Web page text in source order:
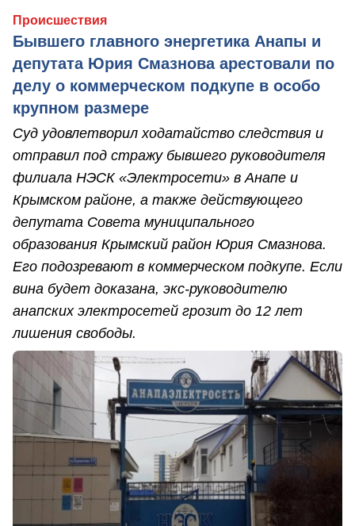
Происшествия
Бывшего главного энергетика Анапы и
депутата Юрия Смазнова арестовали по
делу о коммерческом подкупе в особо
крупном размере
Суд удовлетворил ходатайство следствия и
отправил под стражу бывшего руководителя
филиала НЭСК «Электросети» в Анапе и
Крымском районе, а также действующего
депутата Совета муниципального
образования Крымский район Юрия Смазнова.
Его подозревают в коммерческом подкупе. Если
вина будет доказана, экс-руководителю
анапских электросетей грозит до 12 лет
лишения свободы.